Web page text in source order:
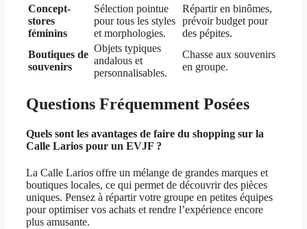
Concept-
stores
féminins
Sélection pointue
pour tous les styles
et morphologies.
Répartir en binômes,
prévoir budget pour
des pépites.
Boutiques de
souvenirs
Objets typiques
andalous et
personnalisables.
Chasse aux souvenirs
en groupe.
Questions Fréquemment Posées
Quels sont les avantages de faire du shopping sur la
Calle Larios pour un EVJF ?
La Calle Larios offre un mélange de grandes marques et
boutiques locales, ce qui permet de découvrir des pièces
uniques. Pensez à répartir votre groupe en petites équipes
pour optimiser vos achats et rendre l’expérience encore
plus amusante.